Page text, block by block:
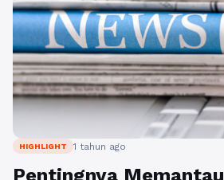
HIGHLIGHT 1 tahun ago
Pentingnya Memantau